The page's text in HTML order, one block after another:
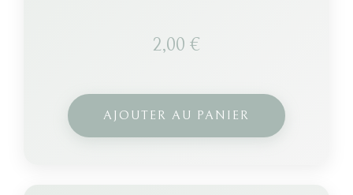
2,00 €
AJOUTER AU PANIER